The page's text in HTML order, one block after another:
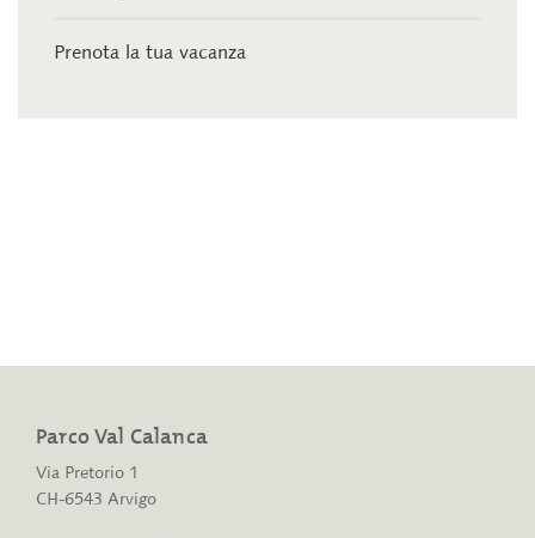
Prenota la tua vacanza
Parco Val Calanca
Via Pretorio 1
CH-6543 Arvigo